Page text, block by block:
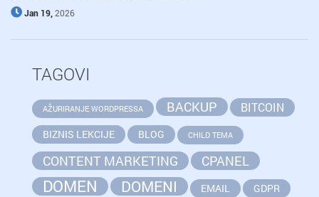
Jan 19, 2026
TAGOVI
AŽURIRANJE WORDPRESSA BACKUP BITCOIN
BIZNIS LEKCIJE BLOG CHILD TEMA
CONTENT MARKETING CPANEL
DOMEN DOMENI EMAIL GDPR